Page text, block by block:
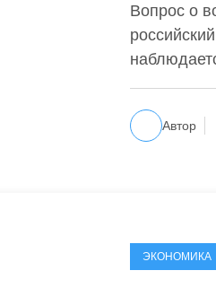
Вопрос о
Автор
ЭКОНОМИКА